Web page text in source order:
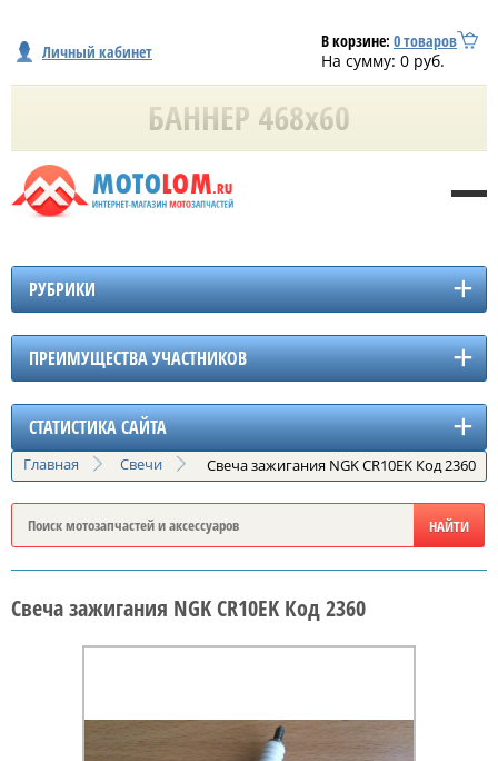
Личный кабинет В корзине: 0товаров
На сумму: 0 руб.
РУБРИКИ
ПРЕИМУЩЕСТВА УЧАСТНИКОВ
СТАТИСТИКА САЙТА
Главная Свечи Свеча зажигания NGK CR10EK Код 2360
Свеча зажигания NGK CR10EK Код 2360